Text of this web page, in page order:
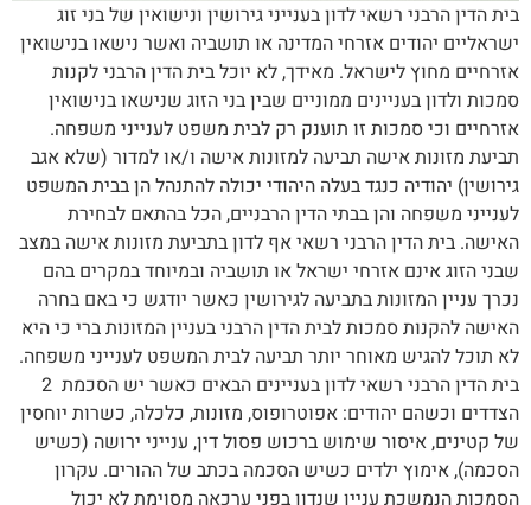
בית הדין הרבני רשאי לדון בענייני גירושין ונישואין של בני זוג
ישראליים יהודים אזרחי המדינה או תושביה ואשר נישאו בנישואין
אזרחיים מחוץ לישראל. מאידך, לא יוכל בית הדין הרבני לקנות
סמכות ולדון בעניינים ממוניים שבין בני הזוג שנישאו בנישואין
אזרחיים וכי סמכות זו תוענק רק לבית משפט לענייני משפחה.
תביעת מזונות אישה תביעה למזונות אישה ו/או למדור (שלא אגב
גירושין) יהודיה כנגד בעלה היהודי יכולה להתנהל הן בבית המשפט
לענייני משפחה והן בבתי הדין הרבניים, הכל בהתאם לבחירת
האישה. בית הדין הרבני רשאי אף לדון בתביעת מזונות אישה במצב
שבני הזוג אינם אזרחי ישראל או תושביה ובמיוחד במקרים בהם
נכרך עניין המזונות בתביעה לגירושין כאשר יודגש כי באם בחרה
האישה להקנות סמכות לבית הדין הרבני בעניין המזונות ברי כי היא
לא תוכל להגיש מאוחר יותר תביעה לבית המשפט לענייני משפחה.
בית הדין הרבני רשאי לדון בעניינים הבאים כאשר יש הסכמת 2
הצדדים וכשהם יהודים: אפוטרופוס, מזונות, כלכלה, כשרות יוחסין
של קטינים, איסור שימוש ברכוש פסול דין, ענייני ירושה (כשיש
הסכמה), אימוץ ילדים כשיש הסכמה בכתב של ההורים. עקרון